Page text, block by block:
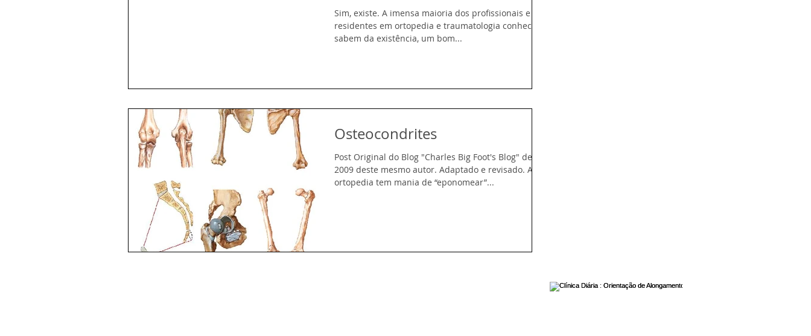
Sim, existe. A imensa maioria dos profissionais e
residentes em ortopedia e traumatologia conhece, e
sabem da existência, um bom...
Osteocondrites
Post Original do Blog "Charles Big Foot's Blog" de
2009 deste mesmo autor. Adaptado e revisado. A
ortopedia tem mania de “eponomear”...